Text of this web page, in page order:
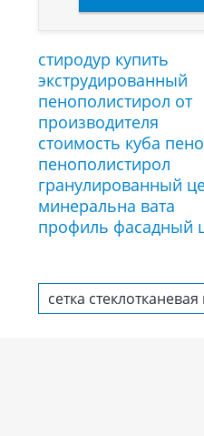
стиродур купить
экструдированный
пенополистирол от
производителя
стоимость куба
пенополистирол
гранулированный
минеральна вата
профиль фасадный
сетка